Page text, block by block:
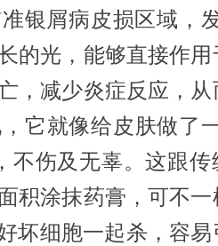
银屑病皮损区域，
的光，能够直接作用
，减少炎症反应，从
它就像给皮肤做了
不伤及无辜。这跟传
积涂抹药膏，可不一
坏细胞一起杀，容易